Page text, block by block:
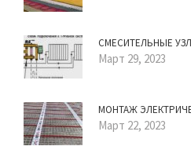
СМЕСИТЕЛЬНЫЕ
Март 29, 2023
МОНТАЖ
Март 22, 2023